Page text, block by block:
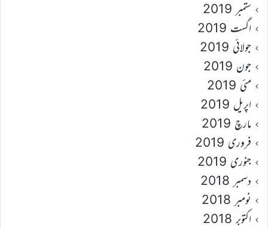
ستمبر 2019
اگست 2019
جولائی 2019
جون 2019
مئی 2019
اپریل 2019
مارچ 2019
فروری 2019
جنوری 2019
دسمبر 2018
نومبر 2018
اکتوبر 2018